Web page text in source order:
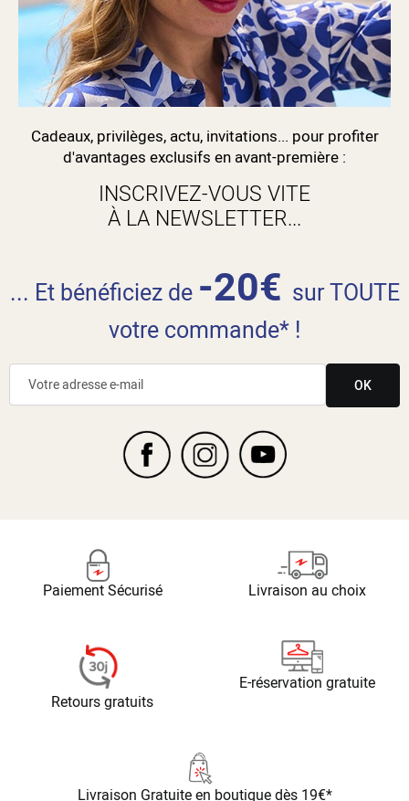
Cadeaux, privilèges, actu, invitations... pour profiter
d'avantages exclusifs en avant-première :
INSCRIVEZ-VOUS VITE
À LA NEWSLETTER...
... Et bénéficiez de -20€ sur TOUTE
votre commande* !
OK
Paiement Sécurisé Livraison au choix
Retours gratuits
E-réservation gratuite
Livraison Gratuiteen boutique dès 19€*